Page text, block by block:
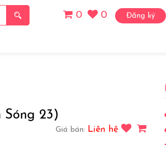
0 0 Đăng ký
Sóng 23)
Giá bán: Liên hệ